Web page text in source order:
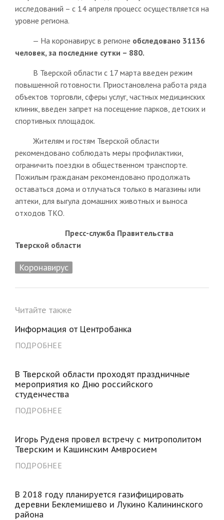
исследований – с 14 апреля процесс осуществляется на
уровне региона.
— На коронавирус в регионе обследовано 31136
человек, за последние сутки – 880.
В Тверской области с 17 марта введен режим
повышенной готовности. Приостановлена работа ряда
объектов торговли, сферы услуг, частных медицинских
клиник, введен запрет на посещение парков, детских и
спортивных площадок.
Жителям и гостям Тверской области
рекомендовано соблюдать меры профилактики,
ограничить поездки в общественном транспорте.
Пожилым гражданам рекомендовано продолжать
оставаться дома и отлучаться только в магазины или
аптеки, для выгула домашних животных и выноса
отходов ТКО.
Пресс-служба Правительства
Тверской области
Коронавирус
Читайте также
Информация от Центробанка
ПОДРОБНЕЕ
В Тверской области проходят праздничные
мероприятия ко Дню российского
студенчества
ПОДРОБНЕЕ
Игорь Руденя провел встречу с митрополитом
Тверским и Кашинским Амвросием
ПОДРОБНЕЕ
В 2018 году планируется газифицировать
деревни Беклемишево и Лукино Калининского
района